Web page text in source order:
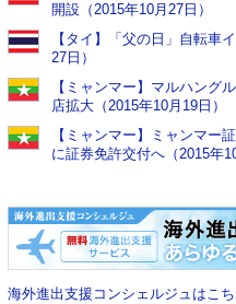
開設（2015年10月27日）
【タイ】「父の日」自転車
27日）
【ミャンマー】マルハング
店拡大（2015年10月19日）
【ミャンマー】ミャンマー
に証券免許交付へ（2015年
海外進出支援コンシェルジュはこち